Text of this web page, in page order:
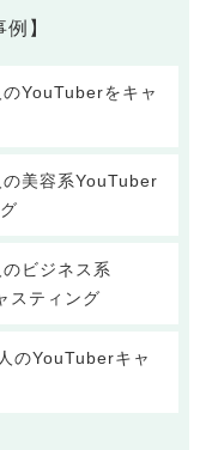
】
YouTuberをキャ
美容系YouTuber
ビジネス系
スティング
のYouTuberキャ